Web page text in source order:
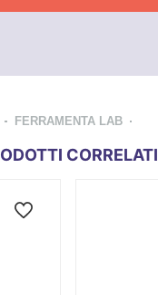
FERRAMENTA LAB
CORRELATI